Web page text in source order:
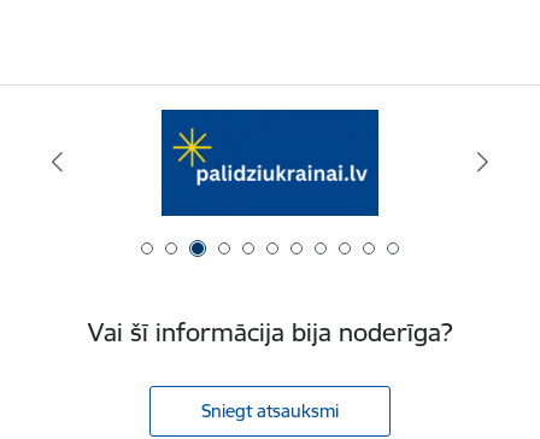
Vai šī informācija bija noderīga?
Sniegt atsauksmi